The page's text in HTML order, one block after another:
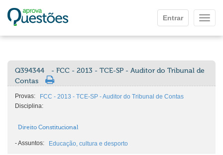
Entrar
Q394344
- FCC - 2013 - TCE-SP - Auditor do Tribunal de
Contas
Provas:
FCC - 2013 - TCE-SP - Auditor do Tribunal de Contas
Disciplina:
Direito Constitucional
-Assuntos: Educação, cultura e desporto